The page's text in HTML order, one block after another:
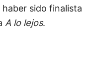
sido finalista
A lo lejos.